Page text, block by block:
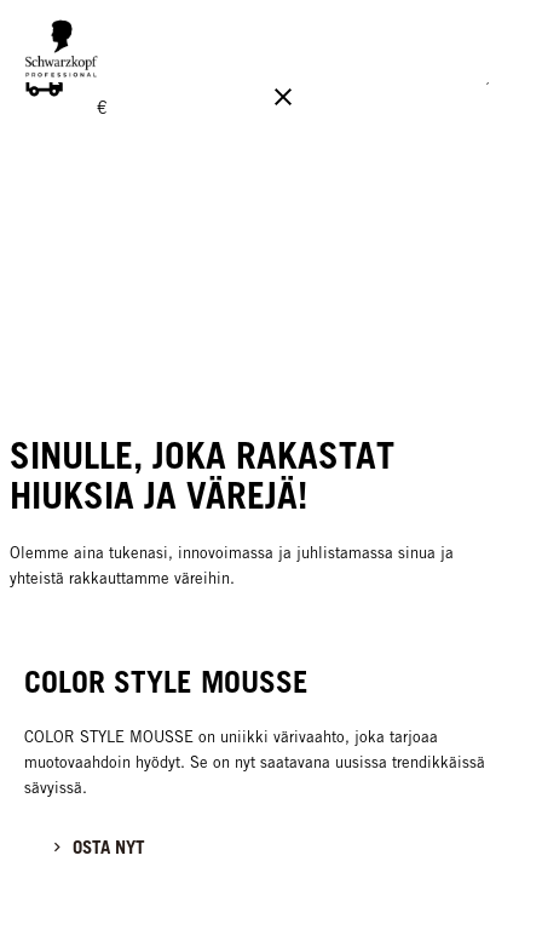
ILMAINEN TOIMITUS YLI 160 € TILAUKSIIN!
€
SINULLE, JOKA RAKASTAT
HIUKSIA JA VÄREJÄ!
Olemme aina tukenasi, innovoimassa ja juhlistamassa sinua ja
yhteistä rakkauttamme väreihin.
COLOR STYLE MOUSSE
COLOR STYLE MOUSSE on uniikki värivaahto, joka tarjoaa
muotovaahdoin hyödyt. Se on nyt saatavana uusissa trendikkäissä
sävyissä.
OSTA NYT